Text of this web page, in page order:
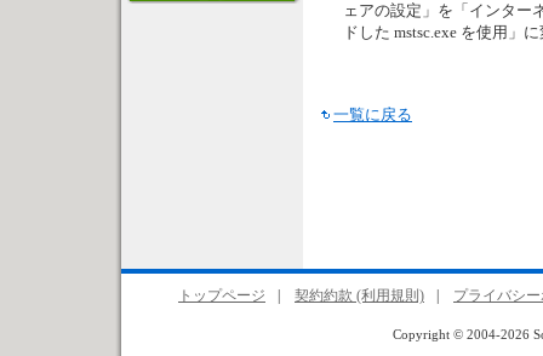
ェアの設定」を「インター
ドした mstsc.exe を使用」
一覧に戻る
トップページ 契約約款 (利用規則) プライバシ
Copyright © 2004-2026